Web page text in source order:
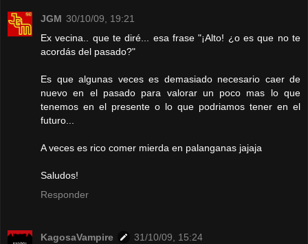
JGM 30/10/09, 19:21
Ex vecina.. que te diré... esa frase "¡Alto! ¿o es que no te
acordás del pasado?"
Es que algunas veces es demasiado necesario caer de
nuevo en el pasado para valorar un poco mas lo que
tenemos en el presente o lo que podriamos tener en el
futuro...
A veces es rico comer mierda en palanganas jajaja
Saludos!
Responder
KagosaVampire
31/10/09, 15:24